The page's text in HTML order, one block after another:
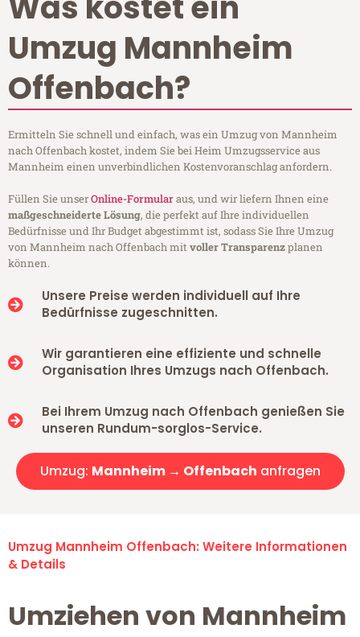
Umzug Mannheim
Offenbach?
Ermitteln Sie schnell und einfach, was ein Umzug von Mannheim
nach Offenbach kostet, indem Sie bei Heim Umzugsservice aus
Mannheim einen unverbindlichen Kostenvoranschlag anfordern.
Füllen Sie unserOnline-Formularaus, und wir liefern Ihnen eine
maßgeschneiderte Lösung, die perfekt auf Ihre individuellen
Bedürfnisse und Ihr Budget abgestimmt ist, sodass Sie Ihre Umzug
von Mannheim nach Offenbach mitvoller Transparenzplanen
können.
Unsere Preise werden individuell auf Ihre
Bedürfnisse zugeschnitten.
Wir garantieren eine effiziente und schnelle
Organisation Ihres Umzugs nach Offenbach.
Bei Ihrem Umzug nach Offenbach genießen Sie
unseren Rundum-sorglos-Service.
Umzug: Mannheim → Offenbach anfragen
Umzug Mannheim Offenbach: Weitere Informationen
& Details
Umziehen von Mannheim